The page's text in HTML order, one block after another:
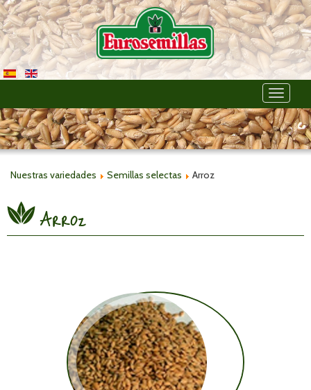
Toggle
Nuestras variedades Semillas selectas Arroz
Arroz